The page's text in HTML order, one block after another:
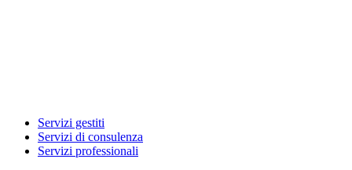
Servizi gestiti
Servizi di consulenza
Servizi professionali